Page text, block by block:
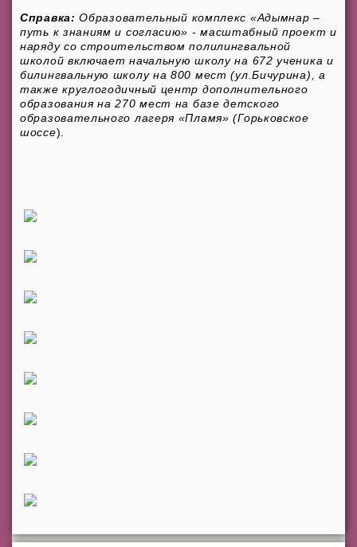
Справка:Образовательный комплекс «Адымнар –
путь к знаниям и согласию» - масштабный проект и
наряду со строительством полилингвальной
школой включает начальную школу на 672 ученика и
билингвальную школу на 800 мест (ул.Бичурина), а
также круглогодичный центр дополнительного
образования на 270 мест на базе детского
образовательного лагеря «Пламя» (Горьковское
шоссе).